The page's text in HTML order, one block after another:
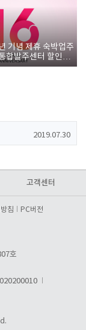
기념 제휴 숙박업주
합발주센터 할인쿠
2019.07.30
고객센터
침 PC버전
호